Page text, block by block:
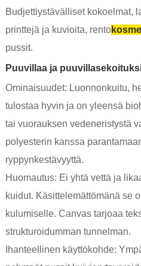
Budjettiystävälliset kokoelmat,
printtejä ja kuvioita, rento
pussit.
Puuvillaa ja
Ominaisuudet: Luonnonkuitu,
tulostaa hyvin ja on yleensä
tai vuorauksen vedeneristystä
polyesterin kanssa
ryppynkestävyyttä.
Huomautus: Ei yhtä vettä ja
kuidut. Käsittelemättömänä se
kulumiselle. Canvas tarjoaa
strukturoidumman tunnelman.
Ihanteellinen käyttökohde: